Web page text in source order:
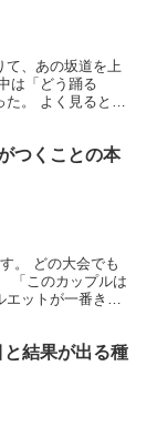
て、あの坂道を上
は「どう踊る
。 よく見ると、
つくことの本
。 どの大会でも
「このカップルは
ットが一番きれ
結果が出る種